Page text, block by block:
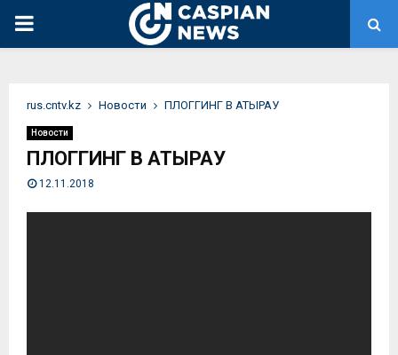
PRIMARY
rus.cntv.kz Новости ПЛОГГИНГ В АТЫРАУ
Новости
ПЛОГГИНГ В АТЫРАУ
12.11.2018